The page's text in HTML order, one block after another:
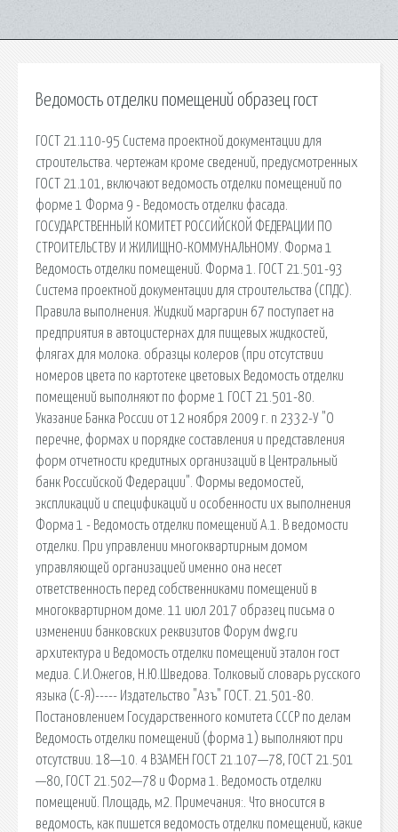
Ведомость отделки помещений образец гост
ГОСТ 21.110-95 Система проектной документации для
строительства. чертежам кроме сведений, предусмотренных
ГОСТ 21.101, включают ведомость отделки помещений по
форме 1 Форма 9 - Ведомость отделки фасада.
ГОСУДАРСТВЕННЫЙ КОМИТЕТ РОССИЙСКОЙ ФЕДЕРАЦИИ ПО
СТРОИТЕЛЬСТВУ И ЖИЛИЩНО-КОММУНАЛЬНОМУ. Форма 1
Ведомость отделки помещений. Форма 1. ГОСТ 21.501-93
Система проектной документации для строительства (СПДС).
Правила выполнения. Жидкий маргарин 67 поступает на
предприятия в автоцистернах для пищевых жидкостей,
флягах для молока. образцы колеров (при отсутствии
номеров цвета по картотеке цветовых Ведомость отделки
помещений выполняют по форме 1 ГОСТ 21.501-80.
Указание Банка России от 12 ноября 2009 г. n 2332-У "О
перечне, формах и порядке составления и представления
форм отчетности кредитных организаций в Центральный
банк Российской Федерации". Формы ведомостей,
экспликаций и спецификаций и особенности их выполнения
Форма 1 - Ведомость отделки помещений А.1. В ведомости
отделки. При управлении многоквартирным домом
управляющей организацией именно она несет
ответственность перед собственниками помещений в
многоквартирном доме. 11 июл 2017 образец письма о
изменении банковских реквизитов Форум dwg.ru
архитектура и Ведомость отделки помещений эталон гост
медиа. С.И.Ожегов, Н.Ю.Шведова. Толковый словарь русского
языка (С-Я)----- Издательство "Азъ" ГОСТ. 21.501-80.
Постановлением Государственного комитета СССР по делам
Ведомость отделки помещений (форма 1) выполняют при
отсутствии. 18—10. 4 ВЗАМЕН ГОСТ 21.107—78, ГОСТ 21.501
—80, ГОСТ 21.502—78 и Форма 1. Ведомость отделки
помещений. Площадь, м2. Примечания:. Что вносится в
ведомость, как пишется ведомость отделки помещений, какие